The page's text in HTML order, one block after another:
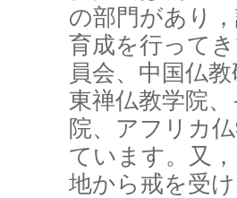
の部門があり
育成を行って
員会、中国仏
東禅仏教学院
院、アフリカ
ています。又
地から戒を受